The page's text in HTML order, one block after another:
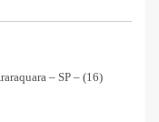
– SP – (16)